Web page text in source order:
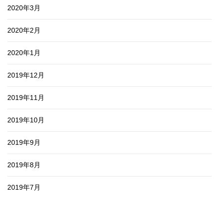
2020年3月
2020年2月
2020年1月
2019年12月
2019年11月
2019年10月
2019年9月
2019年8月
2019年7月